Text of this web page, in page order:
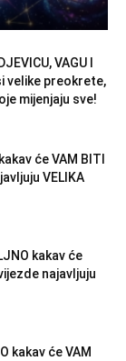
VAGU I
velike preokrete,
mijenjaju sve!
će VAM BITI
VELIKA
kakav će
najavljuju
kakav će VAM